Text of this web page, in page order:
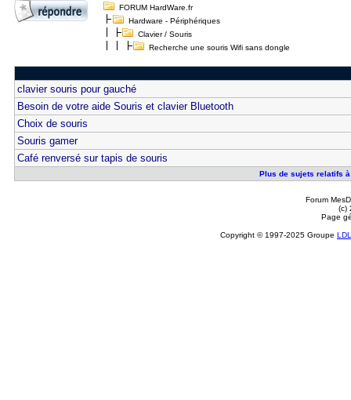
FORUM HardWare.fr
Hardware - Périphériques
Clavier / Souris
Recherche une souris Wifi sans dongle
clavier souris pour gauché
Besoin de votre aide Souris et clavier Bluetooth
Choix de souris
Souris gamer
Café renversé sur tapis de souris
Plus de sujets relatifs
Forum
(c)
Page
Copyright © 1997-2025 Groupe